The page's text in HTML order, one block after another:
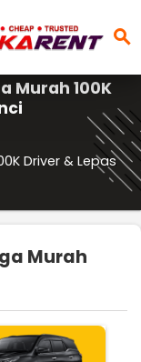
search
Murah 100K
Driver & Lepas
Murah